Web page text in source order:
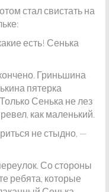
стал свистать на
есть! Сенька
Гриньшина
пятерка
Сенька не лез
как маленький.
не стыдно, —
Со стороны
ребята, которые